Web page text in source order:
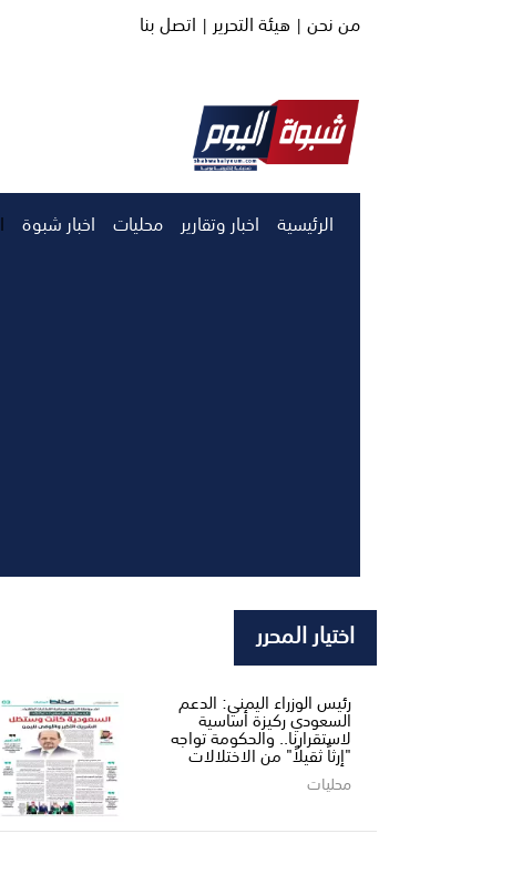
من نحن | هيئة التحرير | اتصل بنا
الرئيسية اخبار وتقارير محليات اخبار شبوة
اختيار المحرر
رئيس الوزراء اليمني: الدعم
السعودي ركيزة أساسية
لاستقرارنا.. والحكومة تواجه
"إرثاً ثقيلاً" من الاختلالات
محليات